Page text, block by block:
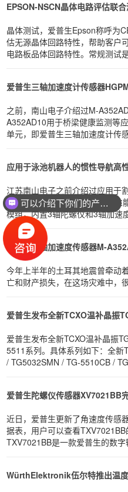
EPSON-NSCN晶体电路评估联
晶体测试，爱普生Epson称呼为
估无源晶体回路特性，帮助客户
电路板品体回路特性。常规测试
爱普生三轴加速度计传感器HGPM01可用于
之前，南山电子介绍过M-
A352AD10用于桥梁健康监测等
单元，即爱普生三轴加速度计传
应用于泳池机器人的惯性导航高性能陀
江苏南山电子之前介绍过应用于
SGPM01，SGPM01是基于高性
模组，内置3轴陀螺仪和3轴加速
爱普生三轴加速度传感器M-A352AD10
今年上半年的土耳其地震曾牵动
亡和财产损失，在这场灾难中，
爱普生发布全新TCXO温补晶振
爱普生发布全新TCXO温补晶振
5511系列。具体系列如下：全新
/ TG5032SMN / TG-5510CB /
爱普生陀螺仪传感器XV7021BB
近日，爱普生更新了角速度传感
据表，用户可以查看TXV7021BB
TXV7021BB是一款爱普生的数
WürthElektronik伍尔特推出温